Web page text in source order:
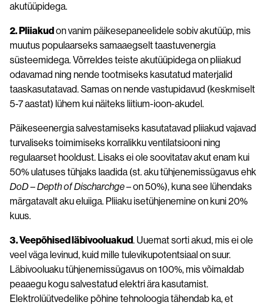
akutüüpidega.
2. Pliiakudon vanim päikesepaneelidele sobiv akutüüp, mis
muutus populaarseks samaaegselt taastuvenergia
süsteemidega. Võrreldes teiste akutüüpidega on pliiakud
odavamad ning nende tootmiseks kasutatud materjalid
taaskasutatavad. Samas on nende vastupidavud (keskmiselt
5-7 aastat) lühem kui näiteks liitium-ioon-akudel.
Päikeseenergia salvestamiseks kasutatavad pliiakud vajavad
turvaliseks toimimiseks korralikku ventilatsiooni ning
regulaarset hooldust. Lisaks ei ole soovitatav akut enam kui
50% ulatuses tühjaks laadida (st. aku tühjenemissügavus ehk
DoD–Depth of Discharchge– on 50%), kuna see lühendaks
märgatavalt aku eluiiga. Pliiaku isetühjenemine on kuni 20%
kuus.
3. Veepõhised läbivooluakud. Uuemat sorti akud, mis ei ole
veel väga levinud, kuid mille tulevikupotentsiaal on suur.
Läbivooluaku tühjenemissügavus on 100%, mis võimaldab
peaaegu kogu salvestatud elektri ära kasutamist.
Elektrolüütvedelike põhine tehnoloogia tähendab ka, et